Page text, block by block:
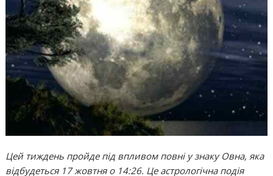
Цей тиждень пройде під впливом повні у знаку Овна, яка
відбудеться 17 жовтня о 14:26. Це астрологічна подія